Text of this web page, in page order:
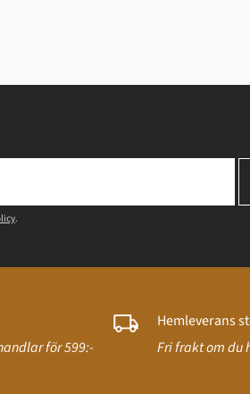
.
för 599:-
Hemleverans
Fri frakt om du